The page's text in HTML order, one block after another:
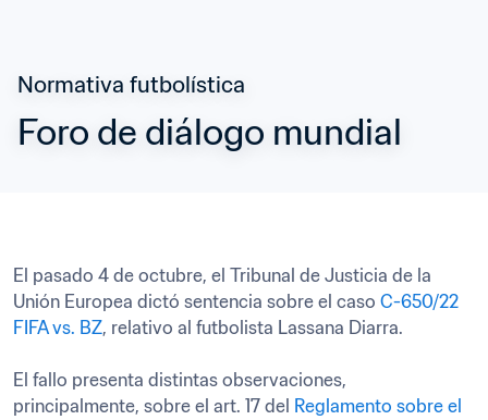
Normativa futbolística
Foro de diálogo mundial
El pasado 4 de octubre, el Tribunal de Justicia de la
Unión Europea dictó sentencia sobre el caso C-650/22
FIFA vs. BZ, relativo al futbolista Lassana Diarra.
El fallo presenta distintas observaciones,
principalmente, sobre el art. 17 del Reglamento sobre el